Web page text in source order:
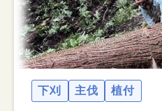
下刈 主伐 植付